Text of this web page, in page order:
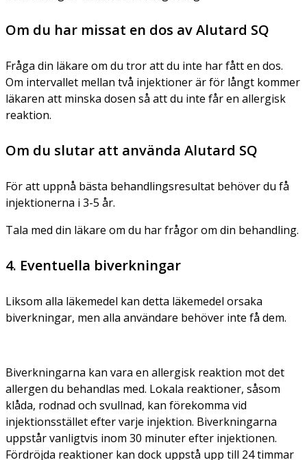
Om du har missat en dos av Alutard SQ
Fråga din läkare om du tror att du inte har fått en dos.
Om intervallet mellan två injektioner är för långt kommer
läkaren att minska dosen så att du inte får en allergisk
reaktion.
Om du slutar att använda Alutard SQ
För att uppnå bästa behandlingsresultat behöver du få
injektionerna i 3-5 år.
Tala med din läkare om du har frågor om din behandling.
4. Eventuella biverkningar
Liksom alla läkemedel kan detta läkemedel orsaka
biverkningar, men alla användare behöver inte få dem.
Biverkningarna kan vara en allergisk reaktion mot det
allergen du behandlas med. Lokala reaktioner, såsom
klåda, rodnad och svullnad, kan förekomma vid
injektionsstället efter varje injektion. Biverkningarna
uppstår vanligtvis inom 30 minuter efter injektionen.
Fördröjda reaktioner kan dock uppstå upp till 24 timmar